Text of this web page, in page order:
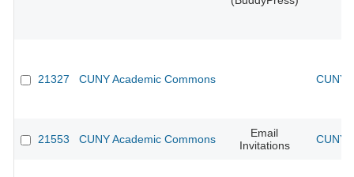
21327 CUNY Academic Commons CUNY
21553 CUNY Academic Commons
Email
Invitations
CUNY